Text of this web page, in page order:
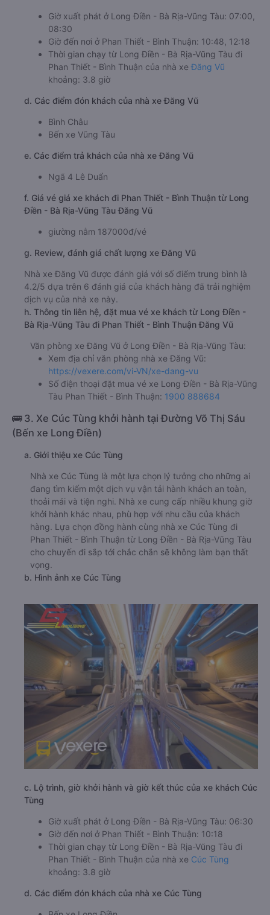
Giờ xuất phát ở Long Điền - Bà Rịa-Vũng Tàu: 07:00,
08:30
Giờ đến nơi ở Phan Thiết - Bình Thuận: 10:48, 12:18
Thời gian chạy từ Long Điền - Bà Rịa-Vũng Tàu đi
Phan Thiết - Bình Thuận của nhà xe Đăng Vũ
khoảng: 3.8 giờ
d. Các điểm đón khách của nhà xe Đăng Vũ
Bình Châu
Bến xe Vũng Tàu
e. Các điểm trả khách của nhà xe Đăng Vũ
Ngã 4 Lê Duẩn
f. Giá vé giá xe khách đi Phan Thiết - Bình Thuận từ Long
Điền - Bà Rịa-Vũng Tàu Đăng Vũ
giường nằm 187000đ/vé
g. Review, đánh giá chất lượng xe Đăng Vũ
Nhà xe Đăng Vũ được đánh giá với số điểm trung bình là
4.2/5 dựa trên 6 đánh giá của khách hàng đã trải nghiệm
dịch vụ của nhà xe này.
h. Thông tin liên hệ, đặt mua vé xe khách từ Long Điền -
Bà Rịa-Vũng Tàu đi Phan Thiết - Bình Thuận Đăng Vũ
Văn phòng xe Đăng Vũ ở Long Điền - Bà Rịa-Vũng Tàu:
Xem địa chỉ văn phòng nhà xe Đăng Vũ:
https://vexere.com/vi-VN/xe-dang-vu
Số điện thoại đặt mua vé xe Long Điền - Bà Rịa-Vũng
Tàu Phan Thiết - Bình Thuận: 1900 888684
🚌 3. Xe Cúc Tùng khởi hành tại Đường Võ Thị Sáu
(Bến xe Long Điền)
a. Giới thiệu xe Cúc Tùng
Nhà xe Cúc Tùng là một lựa chọn lý tưởng cho những ai
đang tìm kiếm một dịch vụ vận tải hành khách an toàn,
thoải mái và tiện nghi. Nhà xe cung cấp nhiều khung giờ
khởi hành khác nhau, phù hợp với nhu cầu của khách
hàng. Lựa chọn đồng hành cùng nhà xe Cúc Tùng đi
Phan Thiết - Bình Thuận từ Long Điền - Bà Rịa-Vũng Tàu
cho chuyến đi sắp tới chắc chắn sẽ không làm bạn thất
vọng.
b. Hình ảnh xe Cúc Tùng
c. Lộ trình, giờ khởi hành và giờ kết thúc của xe khách Cúc
Tùng
Giờ xuất phát ở Long Điền - Bà Rịa-Vũng Tàu: 06:30
Giờ đến nơi ở Phan Thiết - Bình Thuận: 10:18
Thời gian chạy từ Long Điền - Bà Rịa-Vũng Tàu đi
Phan Thiết - Bình Thuận của nhà xe Cúc Tùng
khoảng: 3.8 giờ
d. Các điểm đón khách của nhà xe Cúc Tùng